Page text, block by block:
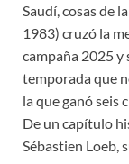
Saudí, cosas de
1983) cruzó la
campaña 2025 y
temporada que
la que ganó seis
De un capítulo
Sébastien Loeb,